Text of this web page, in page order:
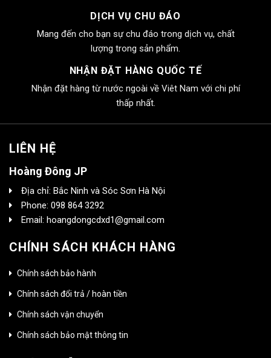
DỊCH VỤ CHU ĐÁO
Mang đến cho bạn sự chu đáo trong dịch vụ, chất
lượng trong sản phẩm.
NHẬN ĐẶT HÀNG QUỐC TẾ
Nhận đặt hàng từ nước ngoài về Viêt Nam với chi phí
thấp nhất.
LIÊN HỆ
Hoàng Đông JP
Địa chỉ: Bắc Ninh và Sóc Sơn Hà Nội
Phone: 098 864 3292
Email: hoangdongcdxd1@gmail.com
CHÍNH SÁCH KHÁCH HÀNG
Chính sách bảo hành
Chính sách đổi trả / hoàn tiền
Chính sách vận chuyển
Chính sách bảo mật thông tin